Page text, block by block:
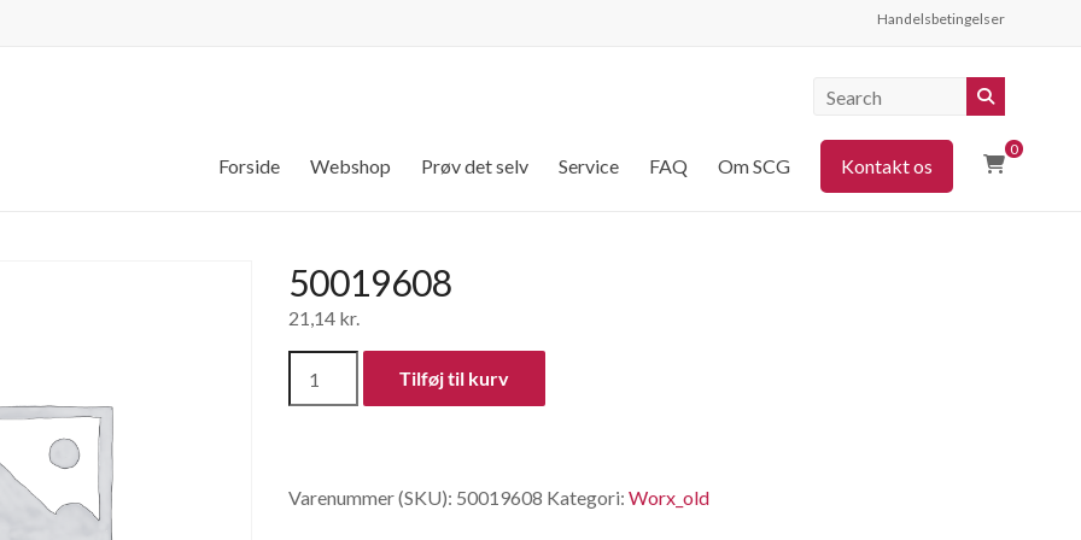
Handelsbetingelser
0
Forside Webshop Prøv det selv Service FAQ Om SCG Kontakt os
50019608
21,14 kr.
Tilføj til kurv
Varenummer (SKU): 50019608 Kategori: Worx_old